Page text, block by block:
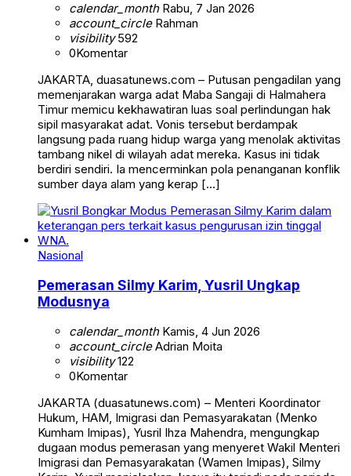
calendar_monthRabu, 7 Jan 2026
account_circleRahman
visibility592
0Komentar
JAKARTA, duasatunews.com – Putusan pengadilan yang
memenjarakan warga adat Maba Sangaji di Halmahera
Timur memicu kekhawatiran luas soal perlindungan hak
sipil masyarakat adat. Vonis tersebut berdampak
langsung pada ruang hidup warga yang menolak aktivitas
tambang nikel di wilayah adat mereka. Kasus ini tidak
berdiri sendiri. Ia mencerminkan pola penanganan konflik
sumber daya alam yang kerap […]
Nasional
Pemerasan Silmy Karim, Yusril Ungkap
Modusnya
calendar_monthKamis, 4 Jun 2026
account_circleAdrian Moita
visibility122
0Komentar
JAKARTA (duasatunews.com) – Menteri Koordinator
Hukum, HAM, Imigrasi dan Pemasyarakatan (Menko
Kumham Imipas), Yusril Ihza Mahendra, mengungkap
dugaan modus pemerasan yang menyeret Wakil Menteri
Imigrasi dan Pemasyarakatan (Wamen Imipas), Silmy